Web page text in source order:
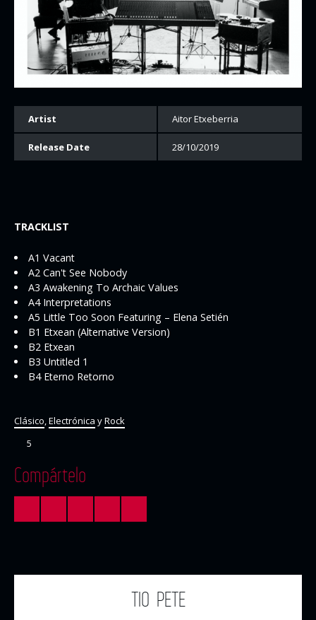
Artist Aitor Etxeberria
Release Date 28/10/2019
TRACKLIST
A1 Vacant
A2 Can't See Nobody
A3 Awakening To Archaic Values
A4 Interpretations
A5 Little Too Soon Featuring – Elena Setién
B1 Etxean (Alternative Version)
B2 Etxean
B3 Untitled 1
B4 Eterno Retorno
Clásico,Electrónica yRock
5
Compártelo
TIO PETE